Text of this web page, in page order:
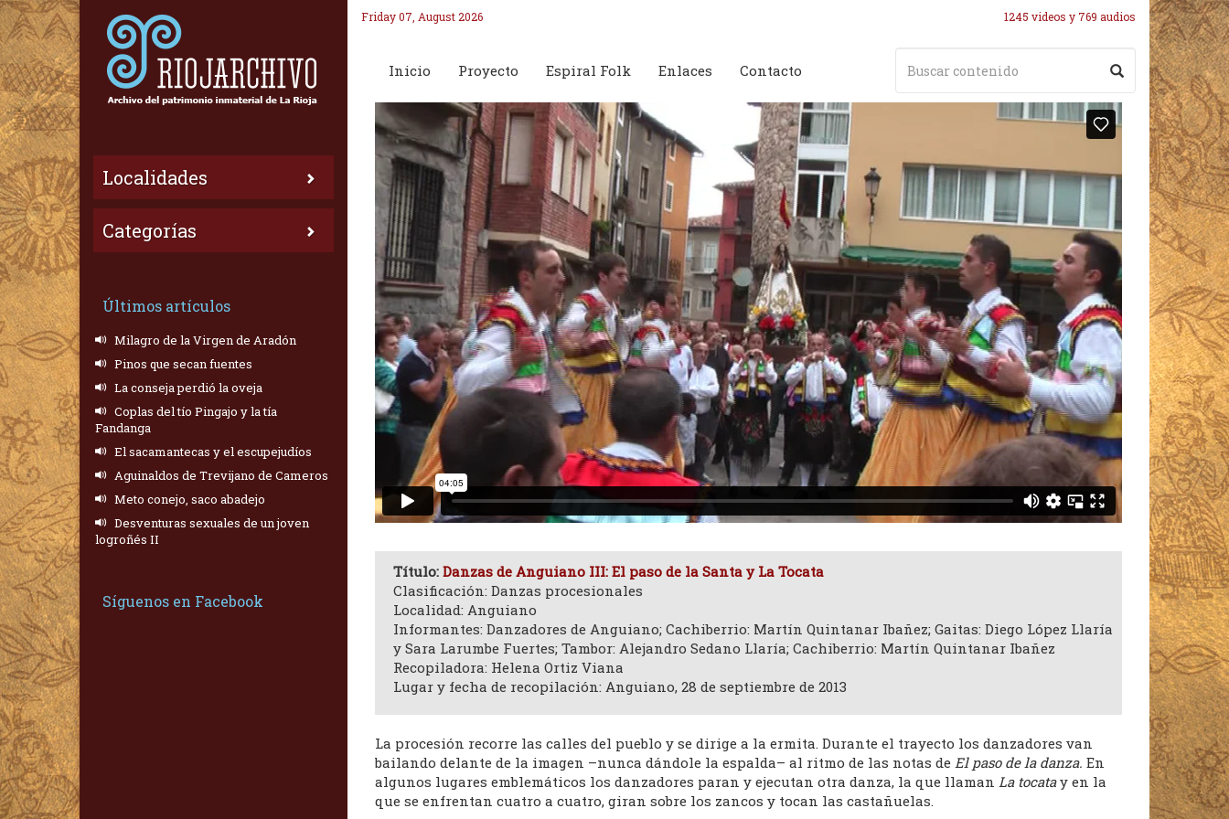
Localidades
Categorías
Últimos artículos
Milagro de la Virgen de Aradón
Pinos que secan fuentes
La conseja perdió la oveja
Coplas del tío Pingajo y la tía
Fandanga
El sacamantecas y el escupejudíos
Aguinaldos de Trevijano de Cameros
Meto conejo, saco abadejo
Desventuras sexuales de un joven
logroñés II
Síguenos en Facebook
Friday 07, August 2026 1245 videos y 769 audios
Inicio Proyecto Espiral Folk Enlaces Contacto
Título: Danzas de Anguiano III: El paso de la Santa y La Tocata
Clasificación: Danzas procesionales
Localidad: Anguiano
Informantes: Danzadores de Anguiano; Cachiberrio: Martín Quintanar Ibañez; Gaitas: Diego López Llaría
y Sara Larumbe Fuertes; Tambor: Alejandro Sedano Llaría; Cachiberrio: Martín Quintanar Ibañez
Recopiladora: Helena Ortiz Viana
Lugar y fecha de recopilación: Anguiano, 28 de septiembre de 2013
La procesión recorre las calles del pueblo y se dirige a la ermita. Durante el trayecto los danzadores van
bailando delante de la imagen –nunca dándole la espalda– al ritmo de las notas de El paso de la danza. En
algunos lugares emblemáticos los danzadores paran y ejecutan otra danza, la que llaman La tocatay en la
que se enfrentan cuatro a cuatro, giran sobre los zancos y tocan las castañuelas.